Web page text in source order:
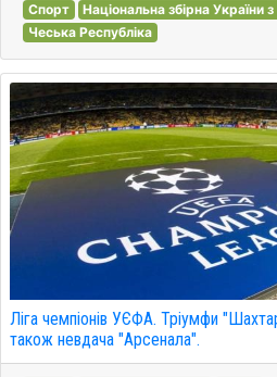
Спорт
Національна збірна України
Чеська Республіка
Ліга чемпіонів УЄФА. Тріумфи
також невдача "Арсенала".